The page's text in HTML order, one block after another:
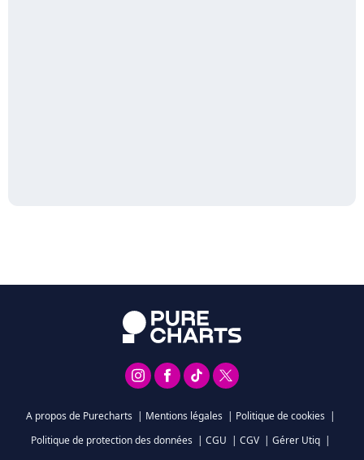
A propos de Purecharts | Mentions légales | Politique de cookies |
Politique de protection des données | CGU | CGV | Gérer Utiq |